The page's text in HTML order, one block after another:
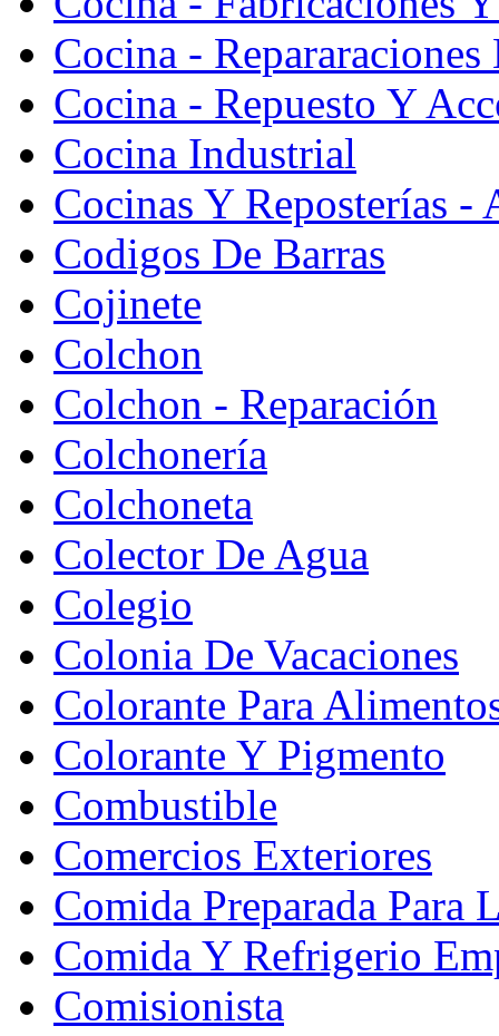
Cocina - Repararaciones
Cocina - Repuesto Y
Cocina Industrial
Cocinas Y Reposterías -
Codigos De Barras
Cojinete
Colchon
Colchon - Reparación
Colchonería
Colchoneta
Colector De Agua
Colegio
Colonia De Vacaciones
Colorante Para
Colorante Y Pigmento
Combustible
Comercios Exteriores
Comida Preparada Para
Comida Y Refrigerio
Comisionista